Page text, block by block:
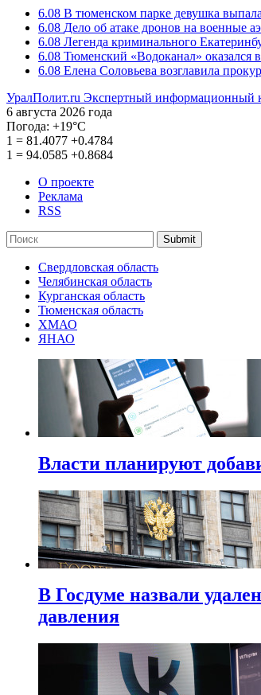
6.08 В тюменском парке девушка
6.08 Дело об атаке дронов на военные
6.08 Легенда криминального
6.08 Тюменский «Водоканал» оказался
6.08 Елена Соловьева возглавила
УралПолит.ru Экспертный информационный
6 августа 2026 года
Погода: +19°С
1 = 81.4077 +0.4784
1 = 94.0585 +0.8684
О проекте
Реклама
RSS
Submit
Свердловская область
Челябинская область
Курганская область
Тюменская область
ХМАО
ЯНАО
Власти планируют
В Госдуме назвали
давления